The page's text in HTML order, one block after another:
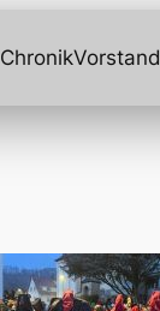
ChronikVorstand